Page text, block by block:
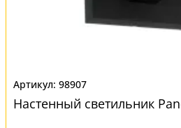
98907
Настенный светильник